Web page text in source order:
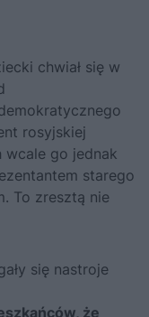
chwiał się w
rosyjskiej
wcale go jednak
starego
. To zresztą nie
się nastroje
że